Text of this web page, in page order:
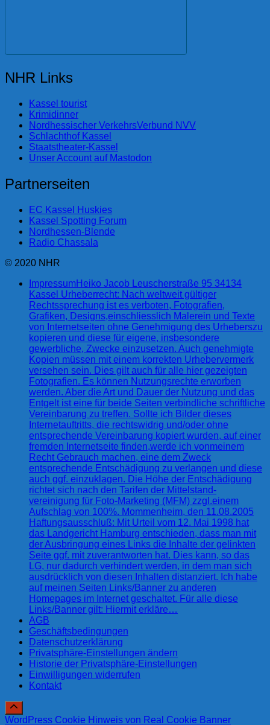
NHR Links
Kassel tourist
Krimidinner
Nordhessischer VerkehrsVerbund NVV
Schlachthof Kassel
Staatstheater-Kassel
Unser Account auf Mastodon
Partnerseiten
EC Kassel Huskies
Kassel Spotting Forum
Nordhessen-Blende
Radio Chassala
© 2020 NHR
ImpressumHeiko Jacob Leuscherstraße 95 34134
Kassel Urheberrecht: Nach weltweit gültiger
Rechtssprechung ist es verboten, Fotografien,
Grafiken, Designs,einschliesslich Malerein und Texte
von Internetseiten ohne Genehmigung des Urheberszu
kopieren und diese für eigene, insbesondere
gewerbliche, Zwecke einzusetzen. Auch genehmigte
Kopien müssen mit einem korrekten Urhebervermerk
versehen sein. Dies gilt auch für alle hier gezeigten
Fotografien. Es können Nutzungsrechte erworben
werden. Aber die Art und Dauer der Nutzung und das
Entgelt ist eine für beide Seiten verbindliche schriftliche
Vereinbarung zu treffen. Sollte ich Bilder dieses
Internetauftritts, die rechtswidrig und/oder ohne
entsprechende Vereinbarung kopiert wurden, auf einer
fremden Internetseite finden,werde ich vonmeinem
Recht Gebrauch machen, eine dem Zweck
entsprechende Entschädigung zu verlangen und diese
auch ggf. einzuklagen. Die Höhe der Entschädigung
richtet sich nach den Tarifen der Mittelstand-
vereinigung für Foto-Marketing (MFM) zzgl.einem
Aufschlag von 100%. Mommenheim, den 11.08.2005
Haftungsausschluß: Mit Urteil vom 12. Mai 1998 hat
das Landgericht Hamburg entschieden, dass man mit
der Ausbringung eines Links die Inhalte der gelinkten
Seite ggf. mit zuverantworten hat. Dies kann, so das
LG, nur dadurch verhindert werden, in dem man sich
ausdrücklich von diesen Inhalten distanziert. Ich habe
auf meinen Seiten Links/Banner zu anderen
Homepages im Internet geschaltet. Für alle diese
Links/Banner gilt: Hiermit erkläre…
AGB
Geschäftsbedingungen
Datenschutzerklärung
Privatsphäre-Einstellungen ändern
Historie der Privatsphäre-Einstellungen
Einwilligungen widerrufen
Kontakt
WordPress Cookie Hinweis von Real Cookie Banner